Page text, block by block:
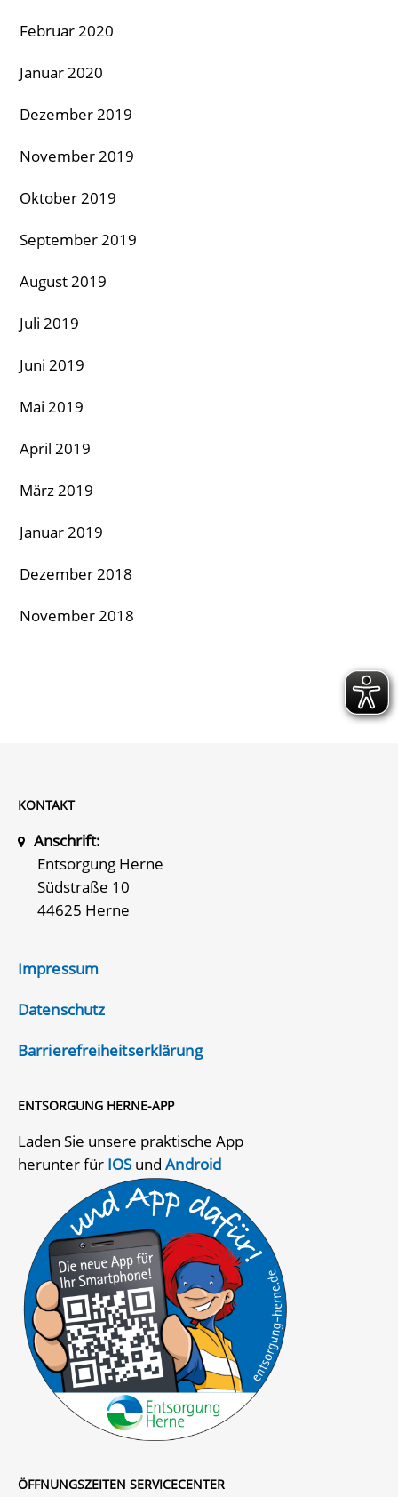
Februar 2020
Januar 2020
Dezember 2019
November 2019
Oktober 2019
September 2019
August 2019
Juli 2019
Juni 2019
Mai 2019
April 2019
März 2019
Januar 2019
Dezember 2018
November 2018
KONTAKT
Anschrift:
Entsorgung Herne
Südstraße 10
44625 Herne
Impressum
Datenschutz
Barrierefreiheitserklärung
ENTSORGUNG HERNE-APP
Laden Sie unsere praktische App
herunter für IOSundAndroid
ÖFFNUNGSZEITEN SERVICECENTER